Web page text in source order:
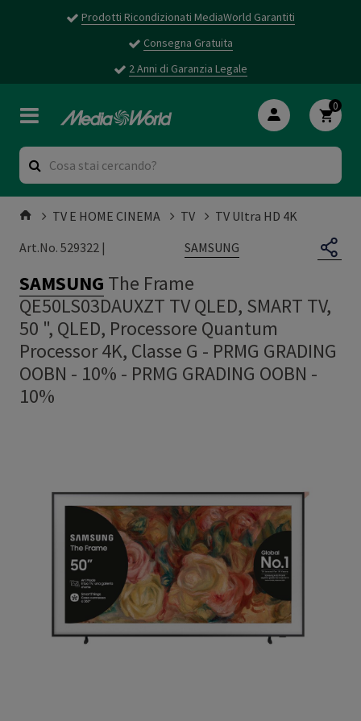
Prodotti Ricondizionati MediaWorld Garantiti
Consegna Gratuita
2 Anni di Garanzia Legale
0
TV E HOME CINEMA TV
TV Ultra HD 4K
Art.No. 529322 |
SAMSUNG
SAMSUNG The Frame
QE50LS03DAUXZT TV QLED, SMART TV,
50 ", QLED, Processore Quantum
Processor 4K, Classe G - PRMG GRADING
OOBN - 10% - PRMG GRADING OOBN -
10%